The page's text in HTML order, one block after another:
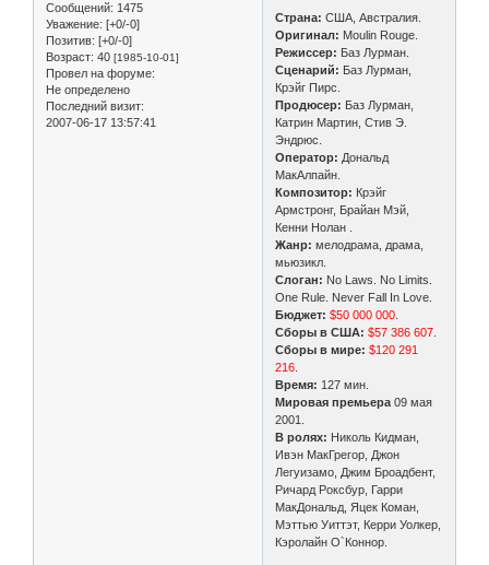
Сообщений: 1475
Уважение: [+0/-0]
Позитив: [+0/-0]
Возраст: 40 [1985-10-01]
Провел на форуме:
Не определено
Последний визит:
2007-06-17 13:57:41
Страна: США, Австралия.
Оригинал: Moulin Rouge.
Режисcер: Баз Лурман.
Сценарий: Баз Лурман,
Крэйг Пирс.
Продюсер: Баз Лурман,
Катрин Мартин, Стив Э.
Эндрюс.
Оператор: Дональд
МакАлпайн.
Композитор: Крэйг
Армстронг, Брайан Мэй,
Кенни Нолан .
Жанр: мелодрама, драма,
мьюзикл.
Слоган: No Laws. No Limits.
One Rule. Never Fall In Love.
Бюджет: $50 000 000
Сборы в США: $57 386 607
Сборы в мире: $120 291
216
Время: 127 мин.
Мировая премьера 09 мая
2001.
В ролях: Николь Кидман,
Ивэн МакГрегор, Джон
Легуизамо, Джим Броадбент,
Ричард Роксбур, Гарри
МакДональд, Яцек Коман,
Мэттью Уиттэт, Керри Уолкер,
Кэролайн О`Коннор.